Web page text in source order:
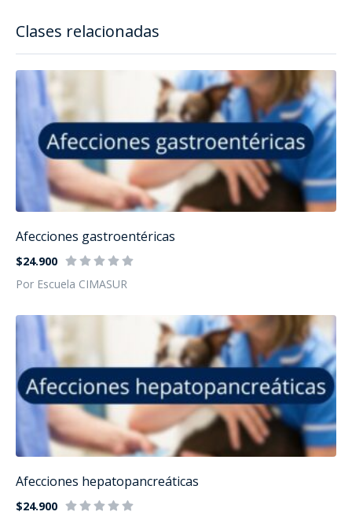
Clases relacionadas
Afecciones gastroentéricas
$24.900
Por Escuela CIMASUR
Afecciones hepatopancreáticas
$24.900